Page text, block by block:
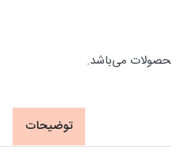
می‌باشد.
توضیحات